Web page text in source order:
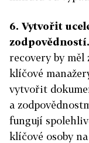
6. Vytvořit
zodpovědností.
recovery by měl
klíčové
vytvořit
a
fungují
klíčové osoby